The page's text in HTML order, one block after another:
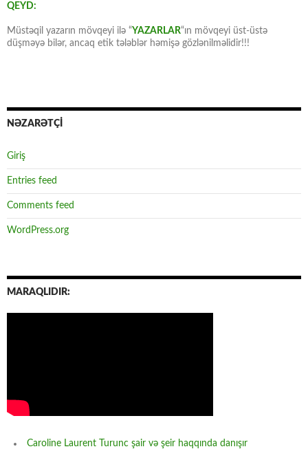
QEYD:
Müstəqil yazarın mövqeyi ilə “YAZARLAR“ın mövqeyi üst-üstə
düşməyə bilər, ancaq etik tələblər həmişə gözlənilməlidir!!!
NƏZARƏTÇİ
Giriş
Entries feed
Comments feed
WordPress.org
MARAQLIDIR:
Caroline Laurent Turunc şair və şeir haqqında danışır